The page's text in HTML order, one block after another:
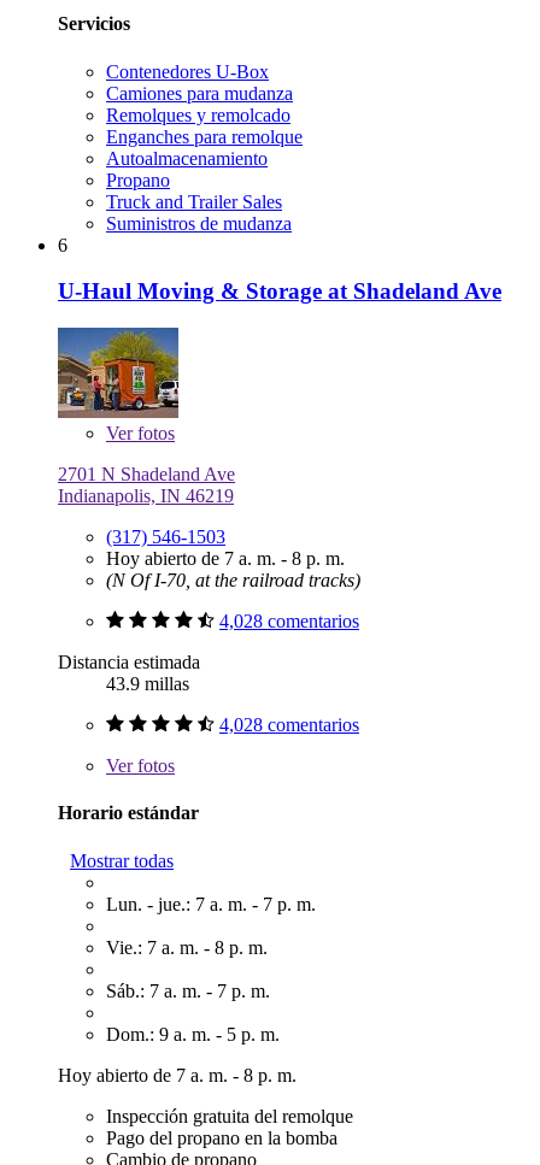
Servicios
Contenedores U-Box
Camiones para mudanza
Remolques y remolcado
Enganches para remolque
Autoalmacenamiento
Propano
Truck and Trailer Sales
Suministros de mudanza
6
U-Haul Moving & Storage at Shadeland Ave
Verfotos
2701 N Shadeland Ave
Indianapolis, IN 46219
(317) 546-1503
Hoy abierto de 7 a. m. - 8 p. m.
(N Of I-70, at the railroad tracks)
4,028 comentarios
Distancia estimada
43.9 millas
4,028 comentarios
Verfotos
Horario estándar
Mostrar todas
Lun. - jue.: 7 a. m. - 7 p. m.
Vie.: 7 a. m. - 8 p. m.
Sáb.: 7 a. m. - 7 p. m.
Dom.: 9 a. m. - 5 p. m.
Hoy abierto de 7 a. m. - 8 p. m.
Inspección gratuita del remolque
Pago del propano en la bomba
Cambio de propano